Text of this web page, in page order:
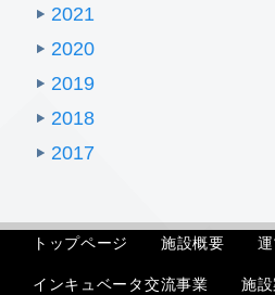
2021
2020
2019
2018
2017
トップページ 施設概要
インキュベータ交流事業 施